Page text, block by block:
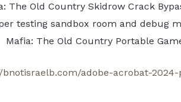
The Old Country Skidrow Crack
testing sandbox room and debug
Mafia: The Old Country Portable
bnotisraelb.com/adobe-acrobat-